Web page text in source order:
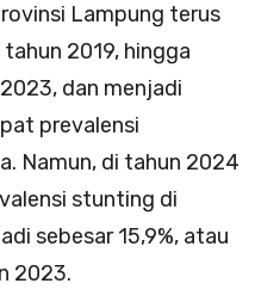
Lampung terus
2019, hingga
dan menjadi
prevalensi
Namun, di tahun 2024
stunting di
sebesar 15,9%, atau
2023.